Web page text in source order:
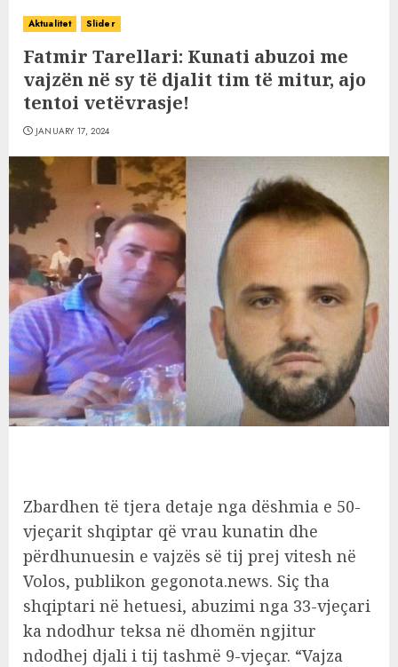
Aktualitet Slider
Fatmir Tarellari: Kunati abuzoi me
vajzën në sy të djalit tim të mitur, ajo
tentoi vetëvrasje!
JANUARY 17, 2024
Zbardhen të tjera detaje nga dëshmia e 50-
vjeçarit shqiptar që vrau kunatin dhe
përdhunuesin e vajzës së tij prej vitesh në
Volos, publikon gegonota.news. Siç tha
shqiptari në hetuesi, abuzimi nga 33-vjeçari
ka ndodhur teksa në dhomën ngjitur
ndodhej djali i tij tashmë 9-vjeçar. “Vajza